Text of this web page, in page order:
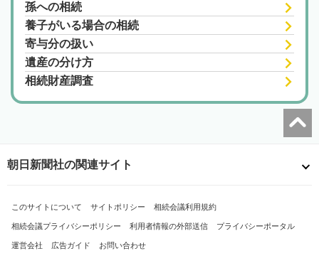
孫への相続
養子がいる場合の相続
寄与分の扱い
遺産の分け方
相続財産調査
朝日新聞社の関連サイト
このサイトについて サイトポリシー 相続会議利用規約
相続会議プライバシーポリシー 利用者情報の外部送信 プライバシーポータル
運営会社 広告ガイド お問い合わせ